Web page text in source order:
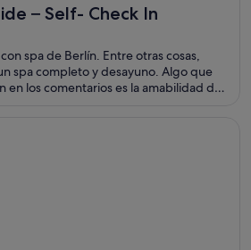
– Self- Check In
spa de Berlín. Entre otras cosas,
spa completo y desayuno. Algo que
en los comentarios es la amabilidad del